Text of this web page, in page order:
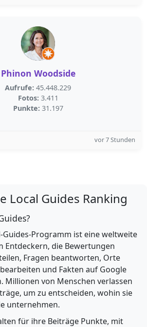
Phinon Woodside
Aufrufe: 45.448.229
Fotos: 3.411
Punkte: 31.197
vor 7 Stunden
Local Guides Ranking
Guides-Programm ist eine weltweite
Entdeckern, die Bewertungen
Fragen beantworten, Orte
und Fakten auf Google
Millionen von Menschen verlassen
um zu entscheiden, wohin sie
unternehmen.
für ihre Beiträge Punkte, mit